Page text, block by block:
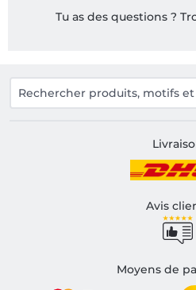
Tu as des questions ?
Avis
Moyens de